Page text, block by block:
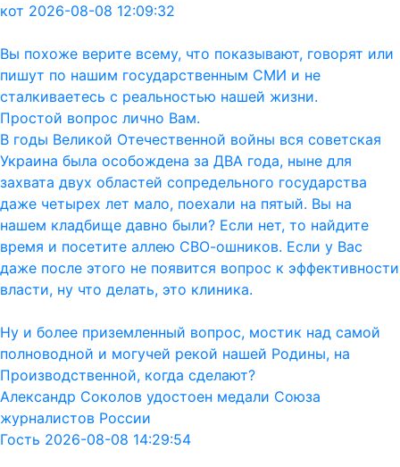
кот 2026-08-08 12:09:32
Вы похоже верите всему, что показывают, говорят или
пишут по нашим государственным СМИ и не
сталкиваетесь с реальностью нашей жизни.
Простой вопрос лично Вам.
В годы Великой Отечественной войны вся советская
Украина была особождена за ДВА года, ныне для
захвата двух областей сопредельного государства
даже четырех лет мало, поехали на пятый. Вы на
нашем кладбище давно были? Если нет, то найдите
время и посетите аллею СВО-ошников. Если у Вас
даже после этого не появится вопрос к эффективности
власти, ну что делать, это клиника.
Ну и более приземленный вопрос, мостик над самой
полноводной и могучей рекой нашей Родины, на
Производственной, когда сделают?
Александр Соколов удостоен медали Союза
журналистов России
Гость 2026-08-08 14:29:54